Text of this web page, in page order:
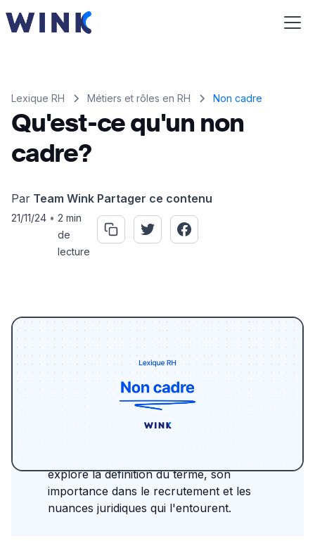
Lexique RH Métiers et rôles en RH Non cadre
Qu'est-ce qu'un non
cadre?
Par Team Wink
21/11/24 • 2 min
de
lecture
Partager ce contenu
Le monde du recrutement regorge de
terminologies spécifiques, et parmi elles,
"non cadre" est une expression courante
mais parfois mal comprise. Alors,
qu'implique réellement ce statut pour les
explore la définition du terme, son
importance dans le recrutement et les
nuances juridiques qui l'entourent.